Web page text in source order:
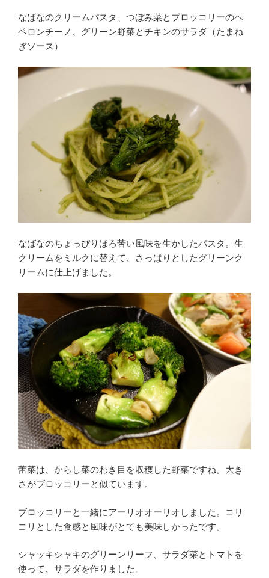
なばなのクリームパスタ、つぼみ菜とブロッコリーのペ
ペロンチーノ、グリーン野菜とチキンのサラダ（たまね
ぎソース）
なばなのちょっぴりほろ苦い風味を生かしたパスタ。生
クリームをミルクに替えて、さっぱりとしたグリーンク
リームに仕上げました。
蕾菜は、からし菜のわき目を収穫した野菜ですね。大き
さがブロッコリーと似ています。
ブロッコリーと一緒にアーリオオーリオしました。コリ
コリとした食感と風味がとても美味しかったです。
シャッキシャキのグリーンリーフ、サラダ菜とトマトを
使って、サラダを作りました。